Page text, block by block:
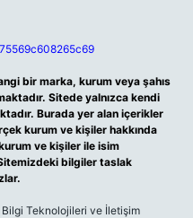
bir marka, kurum veya şahıs
Sitede yalnızca kendi
Burada yer alan içerikler
kurum ve kişiler hakkında
ve kişiler ile isim
bilgiler taslak
Bilgi Teknolojileri ve İletişim